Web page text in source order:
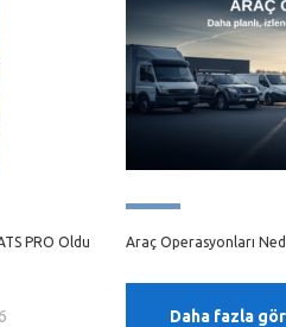
PRO Oldu Araç Operasyonları
Daha fazla